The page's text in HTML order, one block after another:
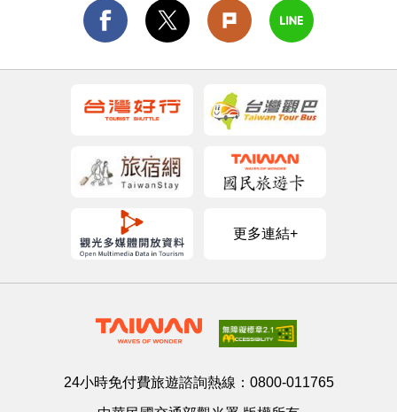
更多連結+
24小時免付費旅遊諮詢熱線： 0800-011765